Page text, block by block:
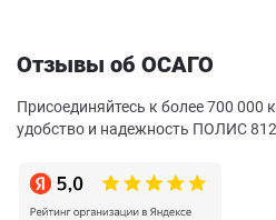
Отзывы об ОСАГО
Присоединяйтесь к более 700 000
удобство и надежность ПОЛИС 812